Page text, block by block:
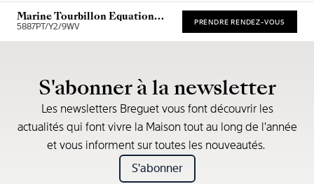
Marine Tourbillon Equation
Marchante 5887
5887PT/Y2/9WV PRENDRE RENDEZ-VOUS
S'abonner à la newsletter
Les newsletters Breguet vous font découvrir les
actualités qui font vivre la Maison tout au long de l’année
et vous informent sur toutes les nouveautés.
S'abonner